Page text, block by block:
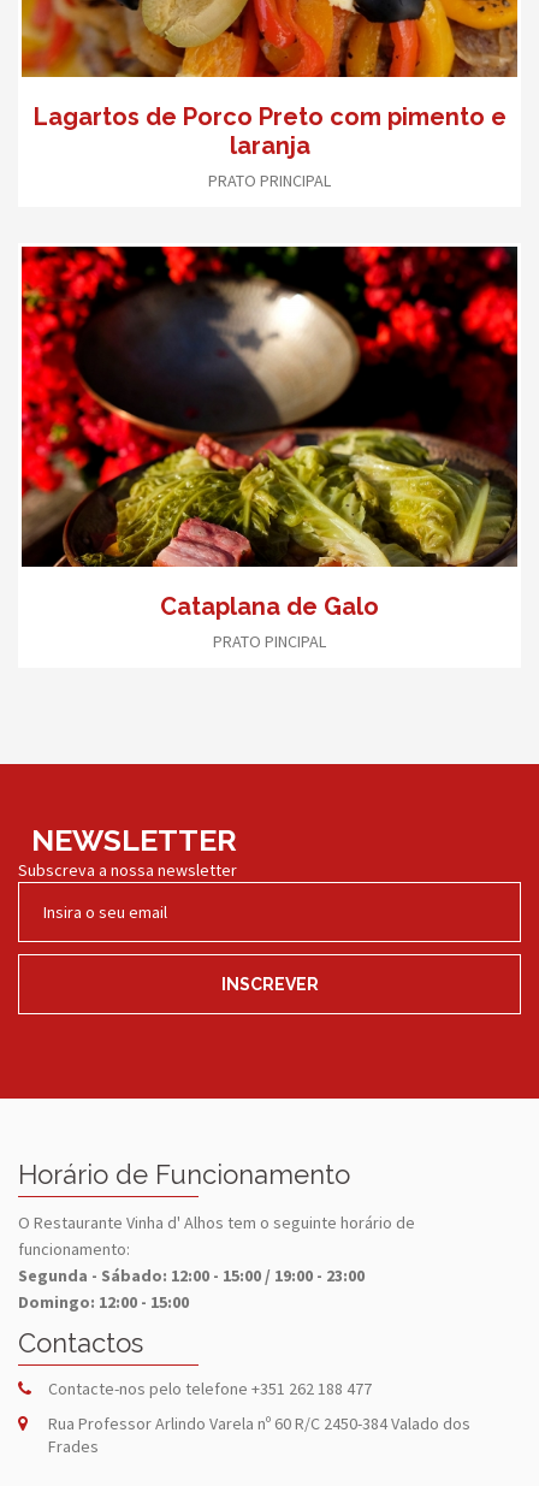
Lagartos de Porco Preto com pimento e
laranja
PRATO PRINCIPAL
Cataplana de Galo
PRATO PINCIPAL
NEWSLETTER
Subscreva a nossa newsletter
INSCREVER
Horário de Funcionamento
O Restaurante Vinha d' Alhos tem o seguinte horário de
funcionamento:
Segunda - Sábado: 12:00 - 15:00 / 19:00 - 23:00
Domingo: 12:00 - 15:00
Contactos
Contacte-nos pelo telefone +351 262 188 477
Rua Professor Arlindo Varela nº 60 R/C 2450-384 Valado dos
Frades